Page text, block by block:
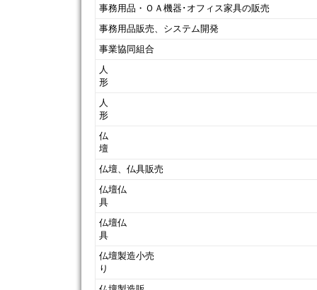
事務用品・ＯＡ機器･オフィス家具の販売
事務用品販売、システム開発
事業協同組合
人
人
仏
仏壇、仏具販売
仏壇仏
仏壇仏
仏壇製造小売